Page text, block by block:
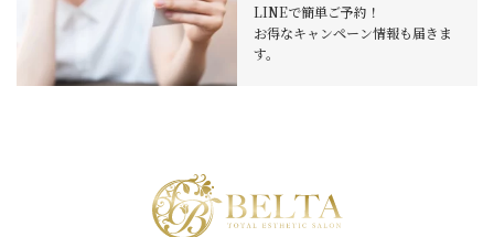
LINEで簡単ご予約！
お得なキャンペーン情報も届きま
す。